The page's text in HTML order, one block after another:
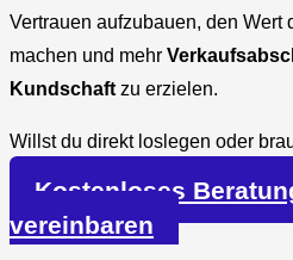
Vertrauen aufzubauen, den Wert
machen und mehr
Kundschaft zu erzielen.
Willst du direkt loslegen oder
Kostenloses
vereinbaren